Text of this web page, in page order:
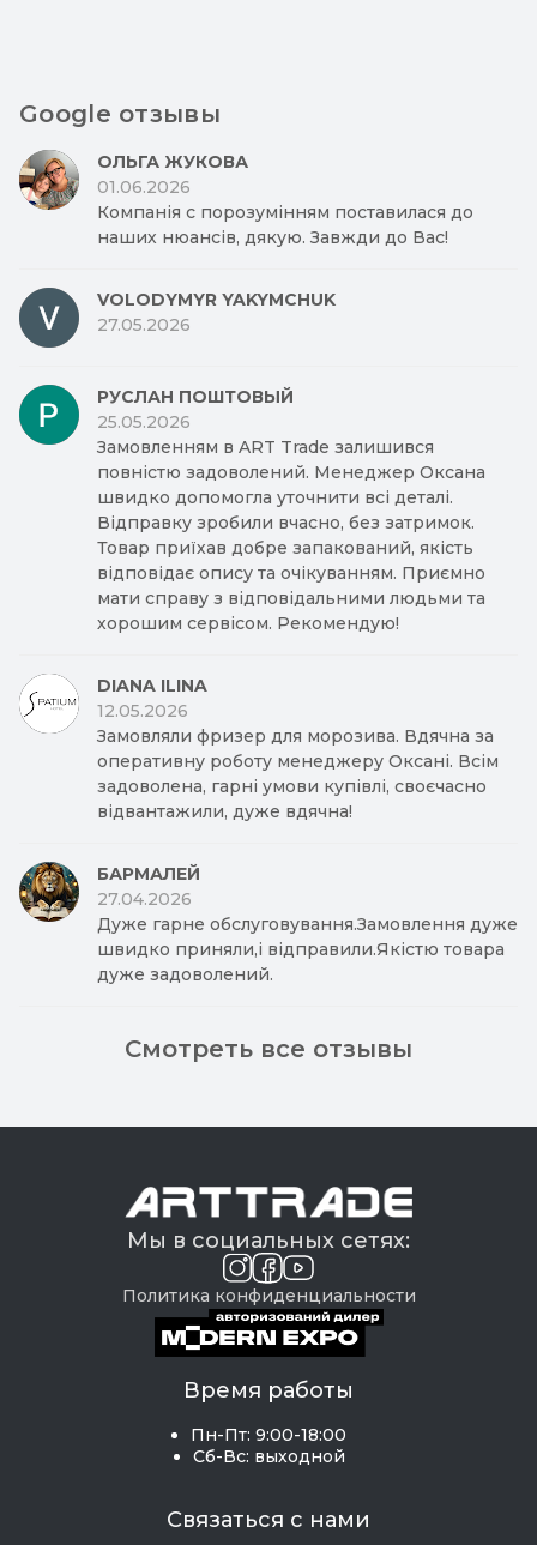
Google отзывы
ОЛЬГА ЖУКОВА
01.06.2026
Компанія с порозумінням поставилася до
наших нюансів, дякую. Завжди до Вас!
VOLODYMYR YAKYMCHUK
27.05.2026
РУСЛАН ПОШТОВЫЙ
25.05.2026
Замовленням в ART Trade залишився
повністю задоволений. Менеджер Оксана
швидко допомогла уточнити всі деталі.
Відправку зробили вчасно, без затримок.
Товар приїхав добре запакований, якість
відповідає опису та очікуванням. Приємно
мати справу з відповідальними людьми та
хорошим сервісом. Рекомендую!
DIANA ILINA
12.05.2026
Замовляли фризер для морозива. Вдячна за
оперативну роботу менеджеру Оксані. Всім
задоволена, гарні умови купівлі, своєчасно
відвантажили, дуже вдячна!
БАРМАЛЕЙ
27.04.2026
Дуже гарне обслуговування.Замовлення дуже
швидко приняли,і відправили.Якістю товара
дуже задоволений.
Смотреть все отзывы
Мы в социальных сетях:
Политика конфиденциальности
Время работы
Пн-Пт: 9:00-18:00
Сб-Вс: выходной
Связаться с нами